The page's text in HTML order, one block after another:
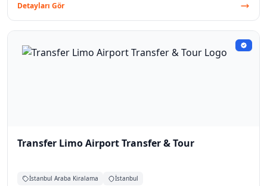
Detayları Gör
Transfer Limo Airport Transfer & Tour
İstanbul Araba Kiralama İstanbul